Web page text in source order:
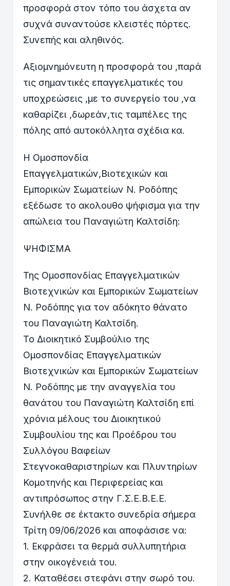
προσφορά στον τόπο του άσχετα αν
συχνά συναντούσε κλειστές πόρτες.
Συνεπής και αληθινός.
Αξιομνημόνευτη η προσφορά του ,παρά
τις σημαντικές επαγγελματικές του
υποχρεώσεις ,με το συνεργείο του ,να
καθαρίζει ,δωρεάν,τις ταμπέλες της
πόλης από αυτοκόλλητα σχέδια κα.
Η Ομοσπονδία
Επαγγελματικών,Βιοτεχικών και
Εμπορικών Σωματείων Ν. Ροδόπης
εξέδωσε το ακολουθο ψήφισμα για την
απώλεια του Παναγιώτη Καλτσίδη:
ΨΗΦΙΣΜΑ
Της Ομοσπονδίας Επαγγελματικών
Βιοτεχνικών και Εμπορικών Σωματείων
Ν. Ροδόπης για τον αδόκητο θάνατο
του Παναγιώτη Καλτσίδη.
Το Διοικητικό Συμβούλιο της
Ομοσπονδίας Επαγγελματικών
Βιοτεχνικών και Εμπορικών Σωματείων
Ν. Ροδόπης με την αναγγελία του
θανάτου του Παναγιώτη Καλτσίδη επί
χρόνια μέλους του Διοικητικού
Συμβουλίου της και Προέδρου του
Συλλόγου Βαφείων
Στεγνοκαθαριστηρίων και Πλυντηρίων
Κομοτηνής και Περιφερείας και
αντιπρόσωπος στην Γ.Σ.Ε.Β.Ε.Ε.
Συνήλθε σε έκτακτο συνεδρία σήμερα
Τρίτη 09/06/2026 και αποφάσισε να:
1. Εκφράσει τα θερμά συλλυπητήρια
στην οικογένειά του.
2. Καταθέσει στεφάνι στην σωρό του.